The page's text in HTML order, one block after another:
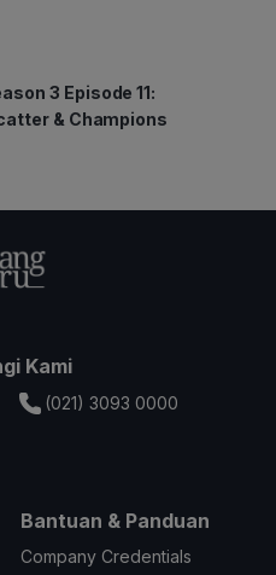
3 Episode 11:
& Champions
Kami
(021) 3093 0000
Bantuan & Panduan
Company Credentials